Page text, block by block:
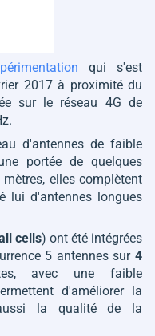
qui s'est
2017 à proximité du
sur le réseau 4G de
d'antennes de faible
portée de quelques
elles complètent
lui d'antennes longues
cells) ont été intégrées
5 antennes sur 4
avec une faible
d'améliorer la
la qualité de la